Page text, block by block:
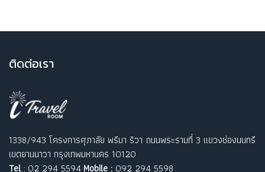
ติดต่อเรา
1338/943 โครงการศุภาลัย พรีมา ริวา ถนนพระรามที่ 3 แขวงช่องนนทรี
เขตยานนาวา กรุงเทพมหานคร 10120
Tel: 02 294 5594 Mobile : 092 294 5598